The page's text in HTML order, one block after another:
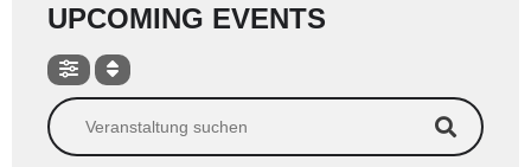
UPCOMING EVENTS